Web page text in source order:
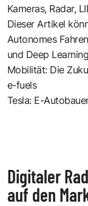
Kameras, Radar,
Dieser Artikel
Autonomes
und Deep Learning
Mobilität: Die
e-fuels
Tesla: E-
Digitaler
auf den